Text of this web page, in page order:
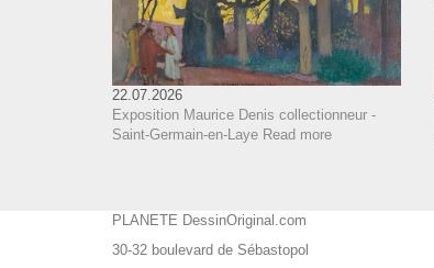
22.07.2026
Exposition Maurice Denis collectionneur -
Saint-Germain-en-Laye Read more
PLANETE DessinOriginal.com
30-32 boulevard de Sébastopol